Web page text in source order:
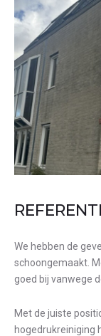
We hebben de
schoongemaakt.
goed bij vanwege
Met de juiste
hogedrukreiniging